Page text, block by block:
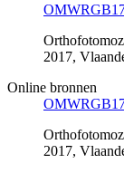
2017,
Online bronnen
2017,